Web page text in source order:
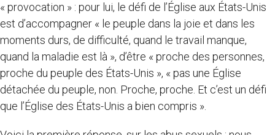
« provocation » : pour lui, le défi de l’Église aux États-Unis
est d’accompagner « le peuple dans la joie et dans les
moments durs, de difficulté, quand le travail manque,
quand la maladie est là », d’être « proche des personnes,
proche du peuple des États-Unis », « pas une Église
détachée du peuple, non. Proche, proche. Et c’est un défi
que l’Église des États-Unis a bien compris ».